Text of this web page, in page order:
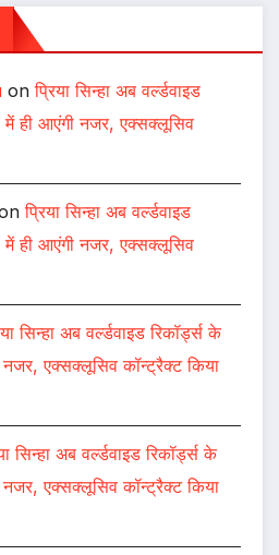
onप्रिया सिन्हा अब वर्ल्डवाइड
में ही आएंगी नजर, एक्सक्लूसिव
प्रिया सिन्हा अब वर्ल्डवाइड
में ही आएंगी नजर, एक्सक्लूसिव
सिन्हा अब वर्ल्डवाइड रिकॉर्ड्स के
एक्सक्लूसिव कॉन्ट्रैक्ट किया
सिन्हा अब वर्ल्डवाइड रिकॉर्ड्स के
एक्सक्लूसिव कॉन्ट्रैक्ट किया